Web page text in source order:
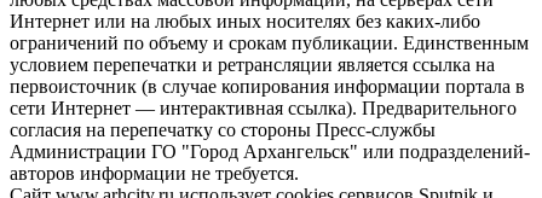
Интернет или на любых иных носителях без каких-либо
ограничений по объему и срокам публикации. Единственным
условием перепечатки и ретрансляции является ссылка на
первоисточник (в случае копирования информации портала в
сети Интернет — интерактивная ссылка). Предварительного
согласия на перепечатку со стороны Пресс-службы
Администрации ГО "Город Архангельск" или подразделений-
авторов информации не требуется.